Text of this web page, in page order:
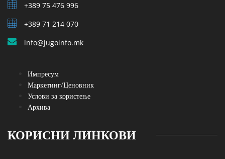
+389 75 476 996
+389 71 214 070
info@jugoinfo.mk
Импресум
Маркетинг/Ценовник
Услови за користење
Архива
КОРИСНИ ЛИНКОВИ